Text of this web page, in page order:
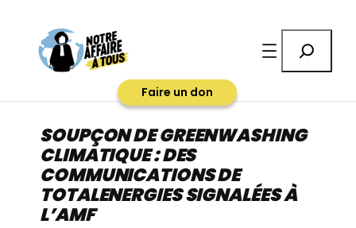
contenu
Faire un don
SOUPÇON DE GREENWASHING
CLIMATIQUE : DES
COMMUNICATIONS DE
TOTALENERGIES SIGNALÉES À
L’AMF